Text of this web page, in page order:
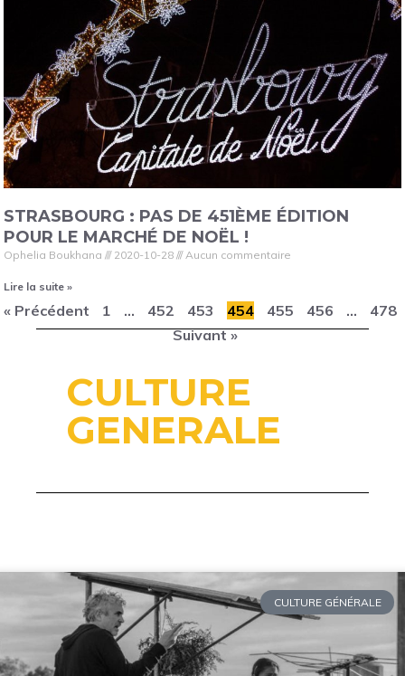
STRASBOURG : PAS DE 451ÈME ÉDITION
POUR LE MARCHÉ DE NOËL !
Ophelia Boukhana 2020-10-28 Aucun commentaire
Lire la suite »
« Précédent 1 … 452 453 454 455 456 …
478
Suivant »
CULTURE
GENERALE
CULTURE GÉNÉRALE